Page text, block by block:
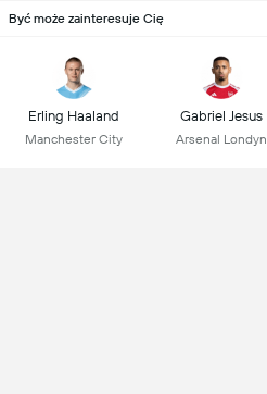
Być może zainteresuje Cię
Erling Haaland
Manchester City
Gabriel Jesus
Arsenal Londyn